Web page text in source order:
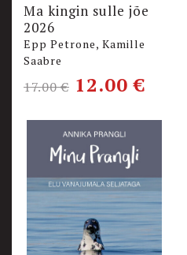
Ma kingin sulle jõe
2026
Epp Petrone, Kamille
Saabre
17.00€ 12.00€